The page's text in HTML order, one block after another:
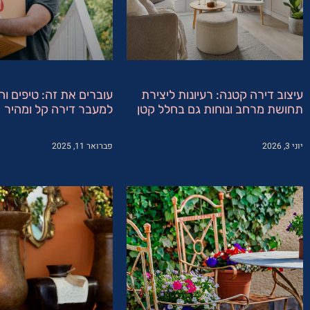
עיצוב דירה קטנה: רעיונות ליצירת
תחושת מרחב ונוחות גם בחלל קטן
יוני 3, 2026
עוברים את זה: טיפים
למעבר דירה קל ומהיר
פברואר 11, 2025